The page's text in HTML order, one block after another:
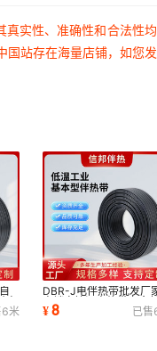
真实性、准确性和合法性
国站存在海量店铺，如您
6米
DBR-J电伴热带批发厂
直销自控温电热带寿命
热均匀防冻 融雪
¥8 已售